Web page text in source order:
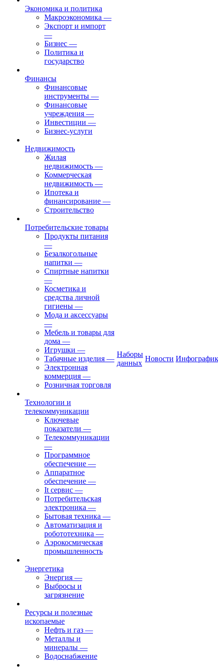
Экономика и политика
Макроэкономика —
Экспорт и импорт
—
Бизнес —
Политика и
государство
Финансы
Финансовые
инструменты —
Финансовые
учреждения —
Инвестиции —
Бизнес-услуги
Недвижимость
Жилая
недвижимость —
Коммерческая
недвижимость —
Ипотека и
финансирование —
Строительство
Потребительские товары
Продукты питания
—
Безалкогольные
напитки —
Спиртные напитки
—
Косметика и
средства личной
гигиены —
Мода и аксессуары
—
Мебель и товары для
дома —
Игрушки —
Табачные изделия —
Электронная
коммерция —
Розничная торговля
Технологии и
телекоммуникации
Ключевые
показатели —
Телекоммуникации
—
Программное
обеспечение —
Аппаратное
обеспечение —
It сервис —
Потребительская
электроника —
Бытовая техника —
Автоматизация и
робототехника —
Аэрокосмическая
промышленность
Энергетика
Энергия —
Выбросы и
загрязнение
Ресурсы и полезные
ископаемые
Нефть и газ —
Металлы и
минералы —
Водоснабжение
Наборы
данных
Новости